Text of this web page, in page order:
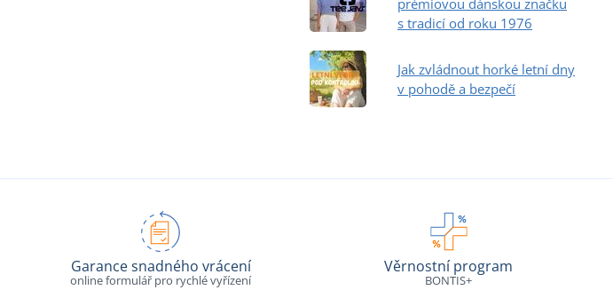
s tradicí od roku 1976
Jak zvládnout horké letní dny
v pohodě a bezpečí
Garance snadného vrácení
online formulář pro rychlé vyřízení
Věrnostní program
BONTIS+